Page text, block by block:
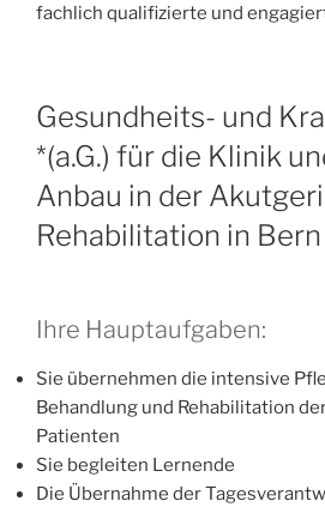
fachlich qualifizierte und
Gesundheits- und
*(a.G.) für die Klinik
Anbau in der
Rehabilitation in Bern
Ihre Hauptaufgaben:
Sie übernehmen die intensive
Behandlung und Rehabilitation
Patienten
Sie begleiten Lernende
Die Übernahme der